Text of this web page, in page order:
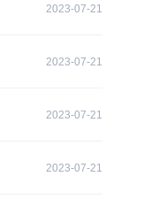
2023-07-21
2023-07-21
2023-07-21
2023-07-21